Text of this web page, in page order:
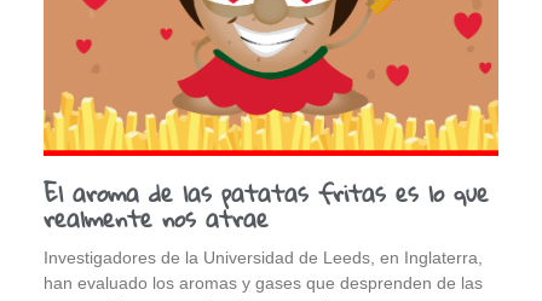
El aroma de las patatas fritas es lo que
realmente nos atrae
Investigadores de la Universidad de Leeds, en Inglaterra,
han evaluado los aromas y gases que desprenden de las